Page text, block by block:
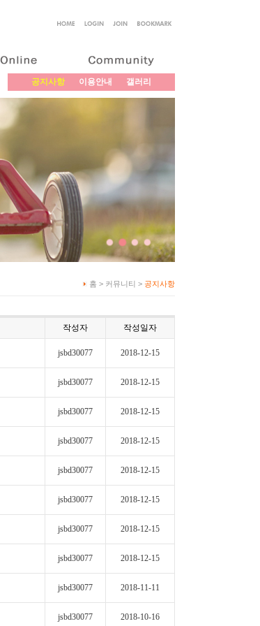
공지사항 이용안내 갤러리
홈 > 커뮤니티 > 공지사항
작성자 작성일자
jsbd30077 2018-12-15
jsbd30077 2018-12-15
jsbd30077 2018-12-15
jsbd30077 2018-12-15
jsbd30077 2018-12-15
jsbd30077 2018-12-15
jsbd30077 2018-12-15
jsbd30077 2018-12-15
jsbd30077 2018-11-11
jsbd30077 2018-10-16